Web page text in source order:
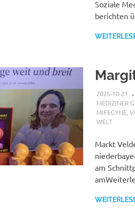
Soziale
berichten
2025-10-21
MEDIZINER
MIFEGYNE,
WELT
Markt
am